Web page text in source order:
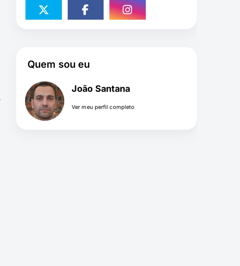
Quem sou eu
João Santana
Ver meu perfil completo